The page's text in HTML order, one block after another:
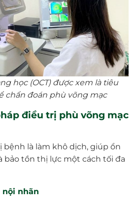
học (OCT) được xem là tiêu
chẩn đoán phù võng mạc
điều trị phù võng mạc
là làm khô dịch, giúp ổn
bảo tồn thị lực một cách tối đa
nội nhãn